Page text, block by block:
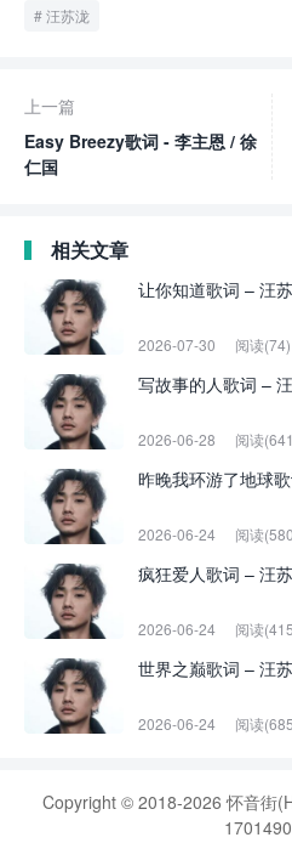
汪苏泷
上一篇
Easy Breezy歌词 - 李主恩 / 徐
仁国
相关文章
让你知道歌词 – 汪
2026-07-30 阅读(74)
写故事的人歌词 –
2026-06-28 阅读
昨晚我环游了地球
2026-06-24 阅读
疯狂爱人歌词 – 汪
2026-06-24 阅读
世界之巅歌词 – 汪
2026-06-24 阅读
Copyright © 2018-2026 怀音街